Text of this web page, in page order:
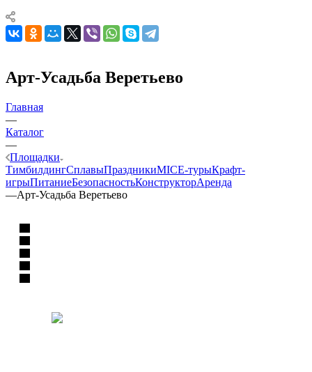
Арт-Усадьба Веретьево
Главная
—
Каталог
—
Площадки
ТимбилдингСплавыПраздникиMICE‑турыКрафт-
игрыПитаниеБезопасностьКонструкторАренда
—Арт-Усадьба Веретьево